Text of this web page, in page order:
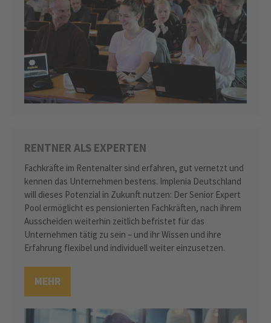
RENTNER ALS EXPERTEN
Fachkräfte im Rentenalter sind erfahren, gut vernetzt und
kennen das Unternehmen bestens. Implenia Deutschland
will dieses Potenzial in Zukunft nutzen: Der Senior Expert
Pool ermöglicht es pensionierten Fachkräften, nach ihrem
Ausscheiden weiterhin zeitlich befristet für das
Unternehmen tätig zu sein – und ihr Wissen und ihre
Erfahrung flexibel und individuell weiter einzusetzen.
MEHR